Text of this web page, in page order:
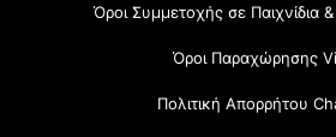
Όροι Συμμετοχής σε Παιχνίδια
Όροι Παραχώρησης
Πολιτική Απορρήτου